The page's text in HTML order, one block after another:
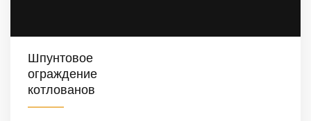
Шпунтовое
ограждение
котлованов